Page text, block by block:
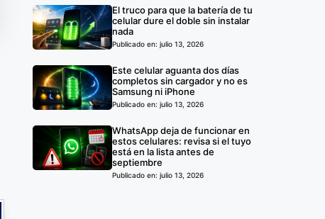
El truco para que la batería de tu
celular dure el doble sin instalar
nada
Publicado en: julio 13, 2026
Este celular aguanta dos días
completos sin cargador y no es
Samsung ni iPhone
Publicado en: julio 13, 2026
WhatsApp deja de funcionar en
estos celulares: revisa si el tuyo
está en la lista antes de
septiembre
Publicado en: julio 13, 2026